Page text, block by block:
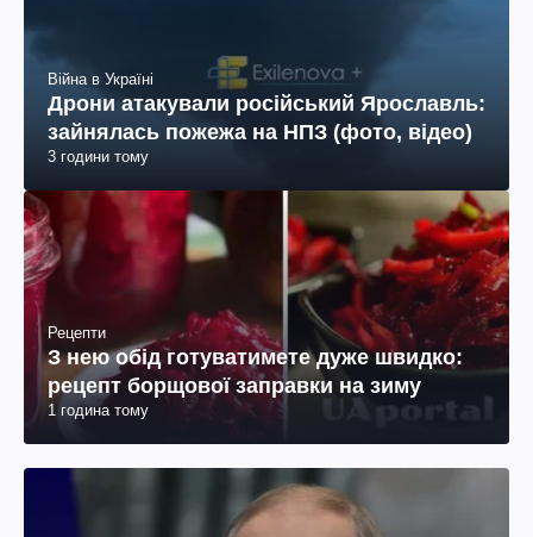
Війна в Україні
Дрони атакували російський Ярославль:
зайнялась пожежа на НПЗ (фото, відео)
3 години тому
Рецепти
З нею обід готуватимете дуже швидко:
рецепт борщової заправки на зиму
1 година тому